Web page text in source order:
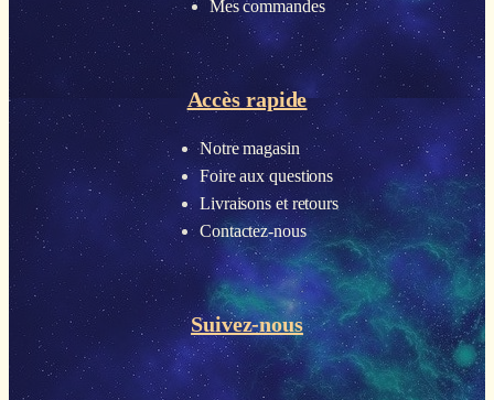
Mes commandes
Accès rapide
Notre magasin
Foire aux questions
Livraisons et retours
Contactez-nous
Suivez-nous